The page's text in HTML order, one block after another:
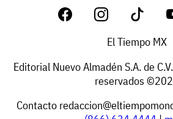
El Tiempo MX
Editorial Nuevo Almadén S.A. de
reservados
Contacto